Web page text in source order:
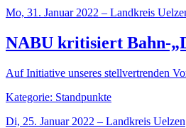
Mo, 31. Januar 2022 – Landkreis
NABU kritisiert Bahn-
Auf Initiative unseres stellvertrenden
Kategorie: Standpunkte
Di, 25. Januar 2022 – Landkreis Uelzen